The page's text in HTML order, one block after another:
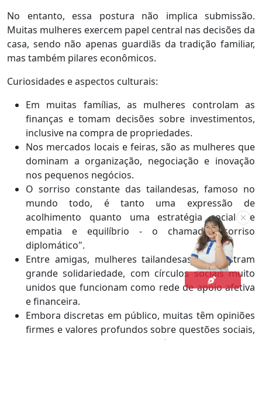
No entanto, essa postura não implica submissão.
Muitas mulheres exercem papel central nas decisões da
casa, sendo não apenas guardiãs da tradição familiar,
mas também pilares econômicos.
Curiosidades e aspectos culturais:
Em muitas famílias, as mulheres controlam as
finanças e tomam decisões sobre investimentos,
inclusive na compra de propriedades.
Nos mercados locais e feiras, são as mulheres que
dominam a organização, negociação e inovação
nos pequenos negócios.
O sorriso constante das tailandesas, famoso no
mundo todo, é tanto uma expressão de
acolhimento quanto uma estratégia social de
empatia e equilíbrio - o chamado "sorriso
diplomático".
Entre amigas, mulheres tailandesas demonstram
grande solidariedade, com círculos sociais muito
unidos que funcionam como rede de apoio afetiva
e financeira.
Embora discretas em público, muitas têm opiniões
firmes e valores profundos sobre questões sociais,
transmitidos em ambientes íntimos com muito